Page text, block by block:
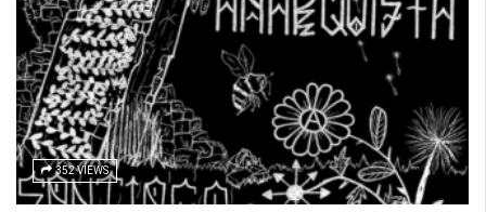
352 VIEWS